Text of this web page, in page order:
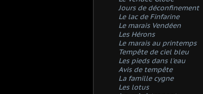
Jours de déconfinement
Le lac de Finfarine
Le marais Vendéen
Les Hérons
Le marais au printemps
Tempête de ciel bleu
Les pieds dans l'eau
Avis de tempête
La famille cygne
Les lotus